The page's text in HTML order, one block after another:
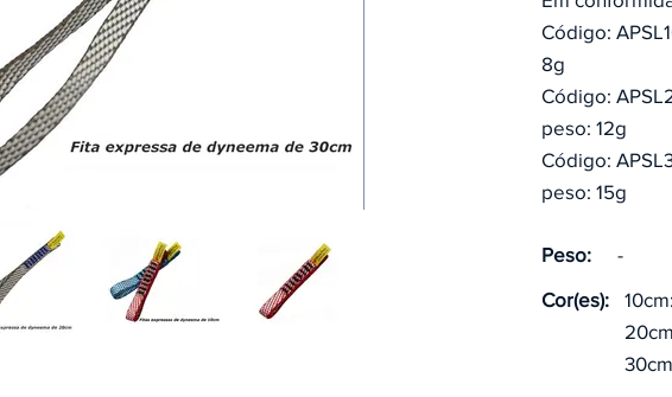
Código:
8g
Código:
peso: 12g
Código:
peso: 15g
Peso:
-
Cor(es):